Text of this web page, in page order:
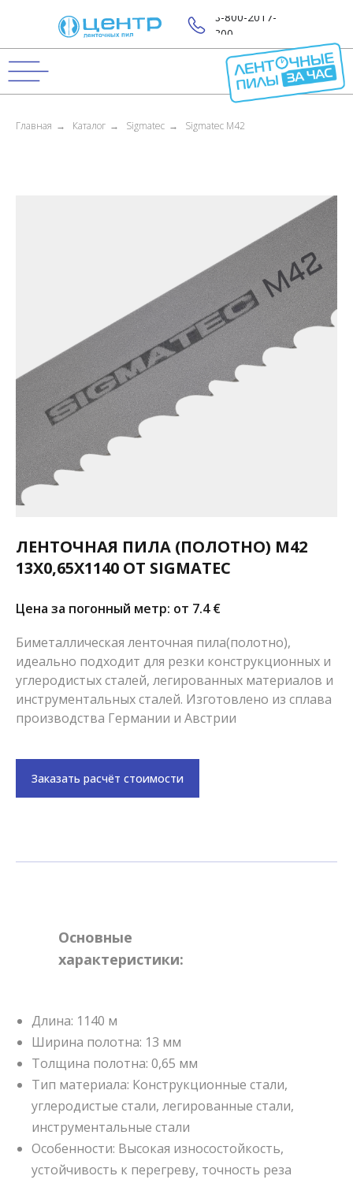
8-800-2017-
800
Главная → Каталог → Sigmatec → Sigmatec M42
ЛЕНТОЧНАЯ ПИЛА (ПОЛОТНО) M42
13X0,65X1140 ОТ SIGMATEC
Цена за погонный метр: от 7.4 €
Биметаллическая ленточная пила(полотно),
идеально подходит для резки конструкционных и
углеродистых сталей, легированных материалов и
инструментальных сталей. Изготовлено из сплава
производства Германии и Австрии
Заказать расчёт стоимости
Основные
характеристики:
Длина: 1140 м
Ширина полотна: 13 мм
Толщина полотна: 0,65 мм
Тип материала: Конструкционные стали,
углеродистые стали, легированные стали,
инструментальные стали
Особенности: Высокая износостойкость,
устойчивость к перегреву, точность реза